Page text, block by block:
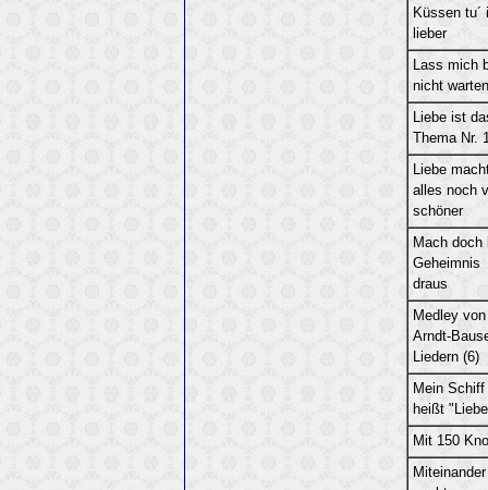
Küssen tu´
lieber
Lass mich
nicht warten
Liebe ist
Thema Nr.
Liebe
alles noch
schöner
Mach doch
Geheimnis
draus
Medley von
Arndt-
Liedern (6)
Mein Schiff
heißt
Mit 150
Miteinander